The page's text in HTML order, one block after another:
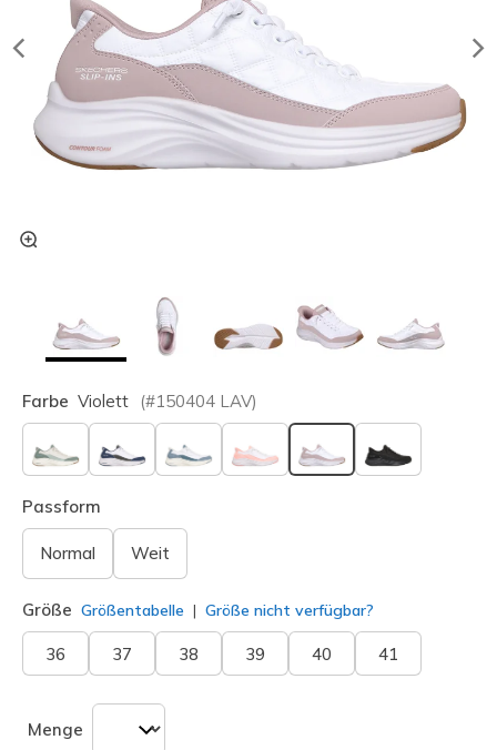
Farbe Violett (#150404 LAV)
ausgewählt
Passform
Normal Weit
Größe Größentabelle Größe nicht verfügbar?
36 37 38 39 40 41
Menge